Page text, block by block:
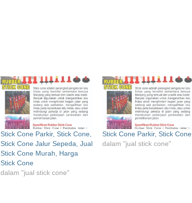
Stick Cone Parkir, Stick Cone,
Stick Cone Jalur Sepeda, Jual
Stick Cone Murah, Harga
Stick Cone
dalam "jual stick cone"
Stick Cone Parkir, Stick Cone
dalam "jual stick cone"